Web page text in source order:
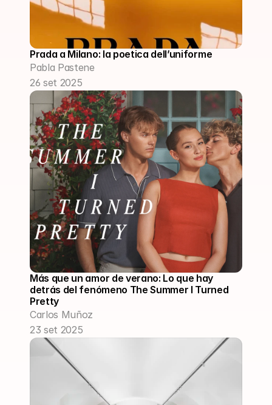
Prada a Milano: la poetica dell’uniforme
Pabla Pastene
26 set 2025
Más que un amor de verano: Lo que hay
detrás del fenómeno The Summer I Turned
Pretty
Carlos Muñoz
23 set 2025